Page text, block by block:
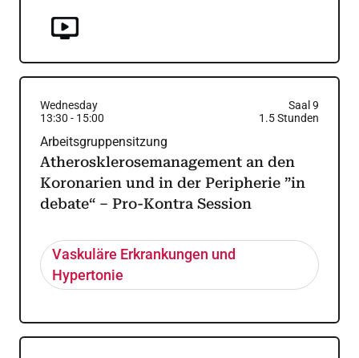
Wednesday
Saal 9
13:30 - 15:00 1.5Stunden
Arbeitsgruppensitzung
Atherosklerosemanagement an den
Koronarien und in der Peripherie ”in
debate“ – Pro-Kontra Session
Vaskuläre Erkrankungen und
Hypertonie